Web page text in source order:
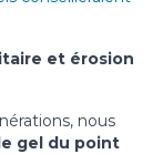
et érosion
nous
gel du point